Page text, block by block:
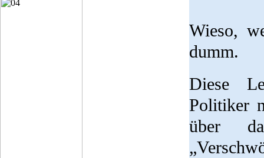
Wieso,
dumm.
Diese
Politiker
über